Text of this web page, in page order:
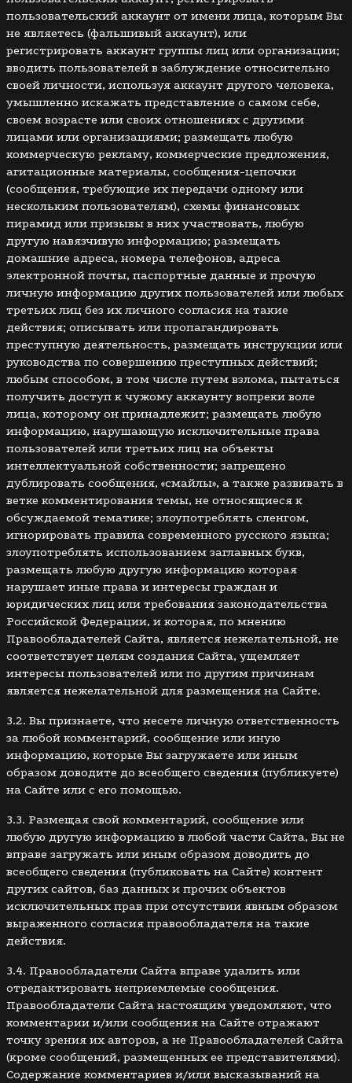
пользовательский аккаунт от имени лица, которым Вы
не являетесь (фальшивый аккаунт), или
регистрировать аккаунт группы лиц или организации;
вводить пользователей в заблуждение относительно
своей личности, используя аккаунт другого человека,
умышленно искажать представление о самом себе,
своем возрасте или своих отношениях с другими
лицами или организациями; размещать любую
коммерческую рекламу, коммерческие предложения,
агитационные материалы, сообщения-цепочки
(сообщения, требующие их передачи одному или
нескольким пользователям), схемы финансовых
пирамид или призывы в них участвовать, любую
другую навязчивую информацию; размещать
домашние адреса, номера телефонов, адреса
электронной почты, паспортные данные и прочую
личную информацию других пользователей или любых
третьих лиц без их личного согласия на такие
действия; описывать или пропагандировать
преступную деятельность, размещать инструкции или
руководства по совершению преступных действий;
любым способом, в том числе путем взлома, пытаться
получить доступ к чужому аккаунту вопреки воле
лица, которому он принадлежит; размещать любую
информацию, нарушающую исключительные права
пользователей или третьих лиц на объекты
интеллектуальной собственности; запрещено
дублировать сообщения, «смайлы», а также развивать в
ветке комментирования темы, не относящиеся к
обсуждаемой тематике; злоупотреблять сленгом,
игнорировать правила современного русского языка;
злоупотреблять использованием заглавных букв,
размещать любую другую информацию которая
нарушает иные права и интересы граждан и
юридических лиц или требования законодательства
Российской Федерации, и которая, по мнению
Правообладателей Сайта, является нежелательной, не
соответствует целям создания Сайта, ущемляет
интересы пользователей или по другим причинам
является нежелательной для размещения на Сайте.
3.2. Вы признаете, что несете личную ответственность
за любой комментарий, сообщение или иную
информацию, которые Вы загружаете или иным
образом доводите до всеобщего сведения (публикуете)
на Сайте или с его помощью.
3.3. Размещая свой комментарий, сообщение или
любую другую информацию в любой части Сайта, Вы не
вправе загружать или иным образом доводить до
всеобщего сведения (публиковать на Сайте) контент
других сайтов, баз данных и прочих объектов
исключительных прав при отсутствии явным образом
выраженного согласия правообладателя на такие
действия.
3.4. Правообладатели Сайта вправе удалить или
отредактировать неприемлемые сообщения.
Правообладатели Сайта настоящим уведомляют, что
комментарии и/или сообщения на Сайте отражают
точку зрения их авторов, а не Правообладателей Сайта
(кроме сообщений, размещенных ее представителями).
Содержание комментариев и/или высказываний на